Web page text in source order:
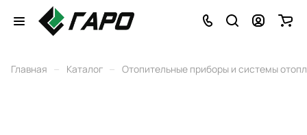
Главная – Каталог – Отопительные приборы и системы